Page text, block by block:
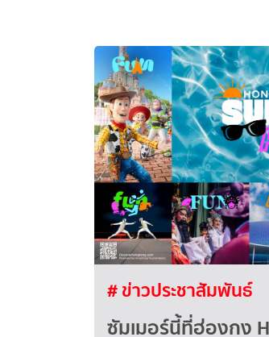
# ข่าวประชาสัมพันธ์
ซัมเมอร์นี้ที่ฮ่องกง